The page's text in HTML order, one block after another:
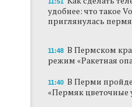
Ученые начали
Кунгурской ледяной
На одном из
завершена очистка
нефтепродуктов
В Перми этим летом
работают без
удобнее: что такое
приглянулась
11:48 В Пермском
режим «Ракетная
11:40 В Перми
«Пермяк цветочные